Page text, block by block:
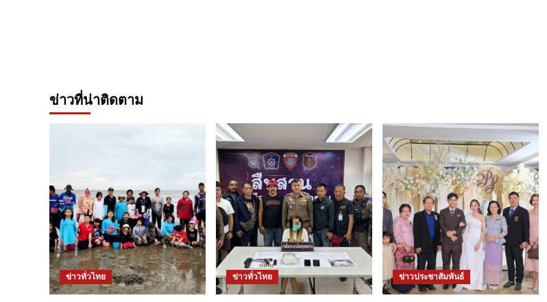
ข่าวที่น่าติดตาม
ข่าวทั่วไทย ข่าวทั่วไทย ข่าวประชาสัมพันธ์